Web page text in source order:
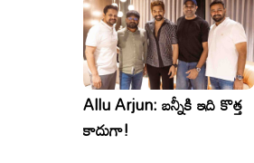
Allu Arjun: బన్నీకి ఇది కొత్త
కాదుగా!